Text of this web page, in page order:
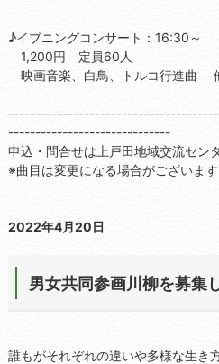
♪イブニングコンサート：16:30～
1,200円 定員60人
映画音楽、白鳥、トルコ行進曲
------------------------------
申込・問合せは上戸田地域交流セン
※曲目は変更になる場合がございます
2022年4月20日
男女共同参画川柳を募集
誰もがそれぞれの違いや多様な生き